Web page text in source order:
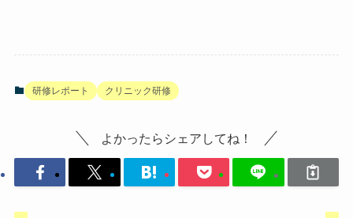
研修レポート クリニック研修
よかったらシェアしてね！